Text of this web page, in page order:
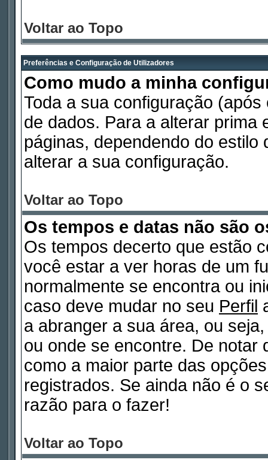
Voltar ao Topo
Preferências e Configuração de Utilizadores
Como mudo a minha
Toda a sua configuração
de dados. Para a alterar prima
páginas, dependendo do estilo
alterar a sua configuração.
Voltar ao Topo
Os tempos e datas não são
Os tempos decerto que estão
você estar a ver horas de um
normalmente se encontra ou
caso deve mudar no seu Perfil
a abranger a sua área, ou
ou onde se encontre. De notar
como a maior parte das
registrados. Se ainda não é o
razão para o fazer!
Voltar ao Topo